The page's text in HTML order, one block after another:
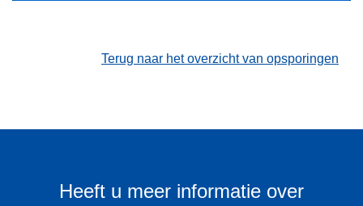
Terug naar het overzicht van opsporingen
Heeft u meer informatie over